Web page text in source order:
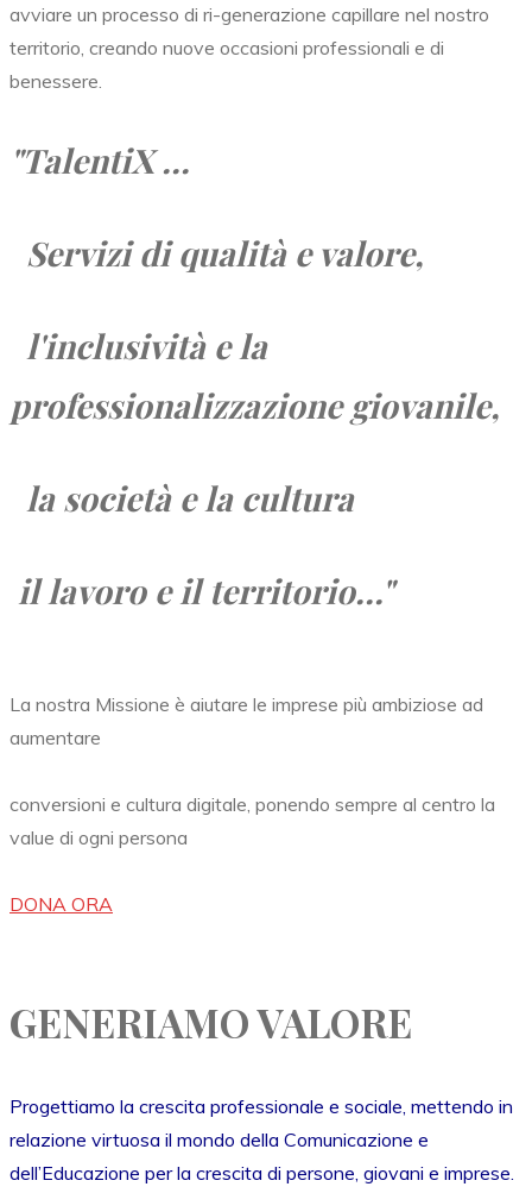
avviare un processo di ri-generazione capillare nel nostro
territorio, creando nuove occasioni professionali e di
benessere.
"TalentiX ...
Servizi di qualità e valore,
l'inclusività e la
professionalizzazione giovanile,
la società ela cultura
il lavoro eil territorio..."
La nostra Missione è aiutare le imprese più ambiziose ad
aumentare
conversioni e cultura digitale, ponendo sempre al centro la
value di ogni persona
DONA ORA
GENERIAMO VALORE
Progettiamo la crescita professionale e sociale, mettendo in
relazione virtuosa il mondo della Comunicazione e
dell’Educazione per la crescita di persone, giovani e imprese.